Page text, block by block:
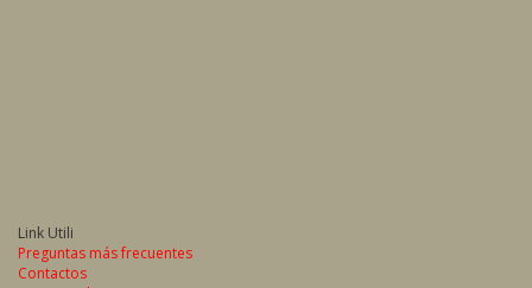
Link Utili
Preguntas más frecuentes
Contactos